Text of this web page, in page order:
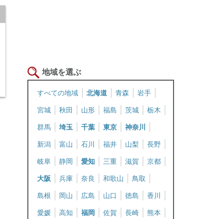
地域を選ぶ
すべての地域 北海道 青森 岩手
宮城 秋田 山形 福島 茨城 栃木
群馬 埼玉 千葉 東京 神奈川
新潟 富山 石川 福井 山梨 長野
岐阜 静岡 愛知 三重 滋賀 京都
大阪 兵庫 奈良 和歌山 鳥取
島根 岡山 広島 山口 徳島 香川
愛媛 高知 福岡 佐賀 長崎 熊本